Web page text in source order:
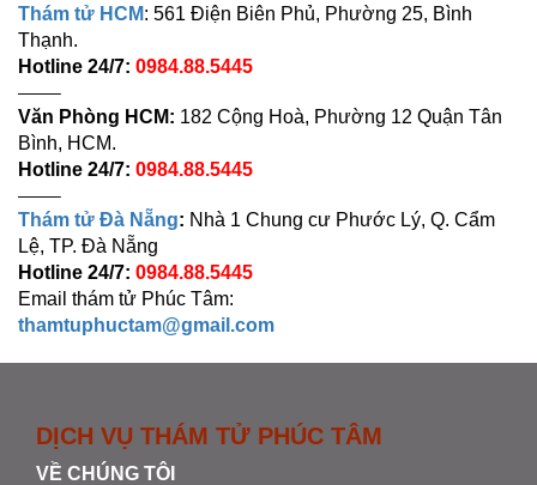
Thám tử HCM: 561 Điện Biên Phủ, Phường 25, Bình
Thạnh.
Hotline 24/7: 0984.88.5445
——–
Văn Phòng HCM: 182 Cộng Hoà, Phường 12 Quận Tân
Bình, HCM.
Hotline 24/7: 0984.88.5445
——–
Thám tử Đà Nẵng: Nhà 1 Chung cư Phước Lý, Q. Cẩm
Lệ, TP. Đà Nẵng
Hotline 24/7: 0984.88.5445
Email thám tử Phúc Tâm:
thamtuphuctam@gmail.com
DỊCH VỤ THÁM TỬ PHÚC TÂM
VỀ CHÚNG TÔI